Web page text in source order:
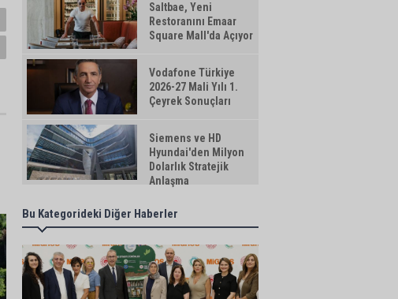
Saltbae, Yeni
Restoranını Emaar
Square Mall'da Açıyor
Vodafone Türkiye
2026-27 Mali Yılı 1.
Çeyrek Sonuçları
Siemens ve HD
Hyundai'den Milyon
Dolarlık Stratejik
Anlaşma
Bu Kategorideki Diğer Haberler